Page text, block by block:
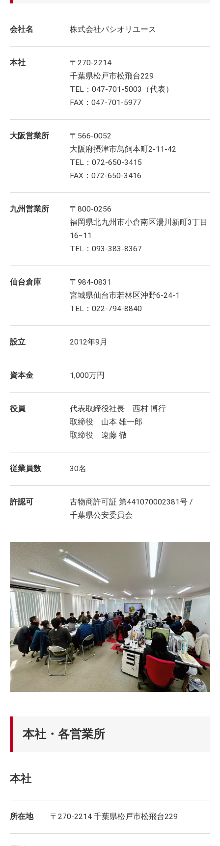
会社名 株式会社パシオリユース
本社
〒270-2214
千葉県松戸市松飛台229
TEL：047-701-5003（代表）
FAX：047-701-5977
大阪営業所
〒566-0052
大阪府摂津市鳥飼本町2-11-42
TEL：072-650-3415
FAX：072-650-3416
九州営業所
〒800-0256
福岡県北九州市小倉南区湯川新町3丁目
16−11
TEL：093-383-8367
仙台倉庫
〒984-0831
宮城県仙台市若林区沖野6-24-1
TEL：022-794-8840
設立 2012年9月
資本金 1,000万円
役員
代表取締役社長 西村 博行
取締役 山本 雄一郎
取締役 遠藤 徹
従業員数 30名
許認可
古物商許可証 第441070002381号 /
千葉県公安委員会
本社・各営業所
本社
所在地 〒270-2214 千葉県松戸市松飛台229